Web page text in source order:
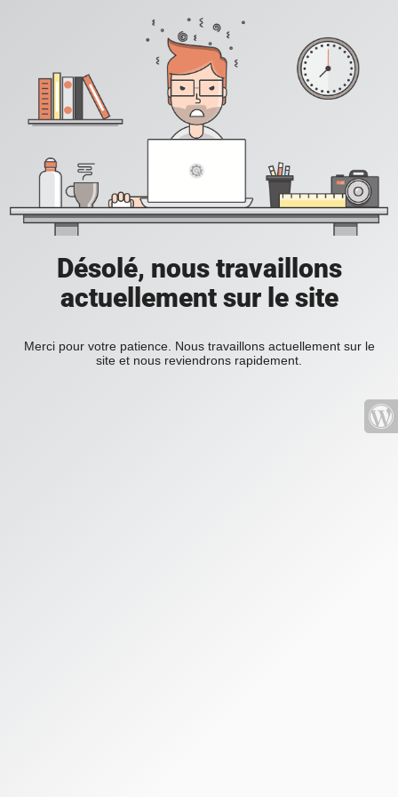
Désolé, nous travaillons
actuellement sur le site
Merci pour votre patience. Nous travaillons actuellement sur le
site et nous reviendrons rapidement.